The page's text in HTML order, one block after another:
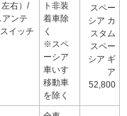
右）/
ンテ
イッチ
ト非装
着車除
く
※スペ
ーシア
車いす
移動車
を除く
スペー
シア カ
スタム
スペー
シア ギ
ア
52,800